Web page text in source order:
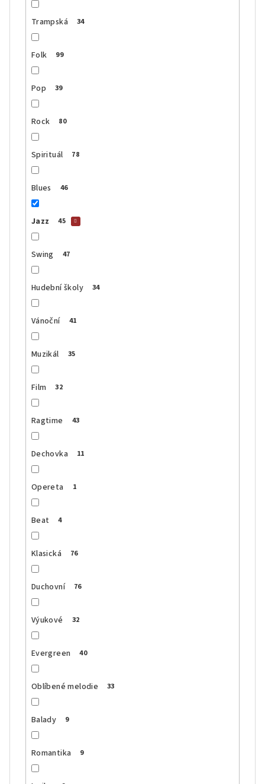
Trampská 34
Folk 99
Pop 39
Rock 80
Spirituál 78
Blues 46
Jazz 45
Swing 47
Hudební školy 34
Vánoční 41
Muzikál 35
Film 32
Ragtime 43
Dechovka 11
Opereta 1
Beat 4
Klasická 76
Duchovní 76
Výukové 32
Evergreen 40
Oblíbené melodie 33
Balady 9
Romantika 9